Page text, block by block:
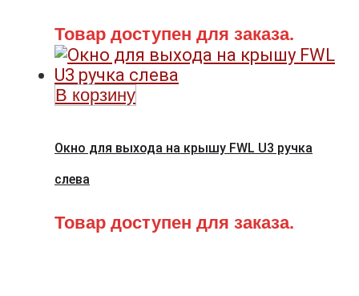
Товар доступен для заказа.
В корзину
Окно для выхода на крышу FWL U3 ручка
слева
Товар доступен для заказа.